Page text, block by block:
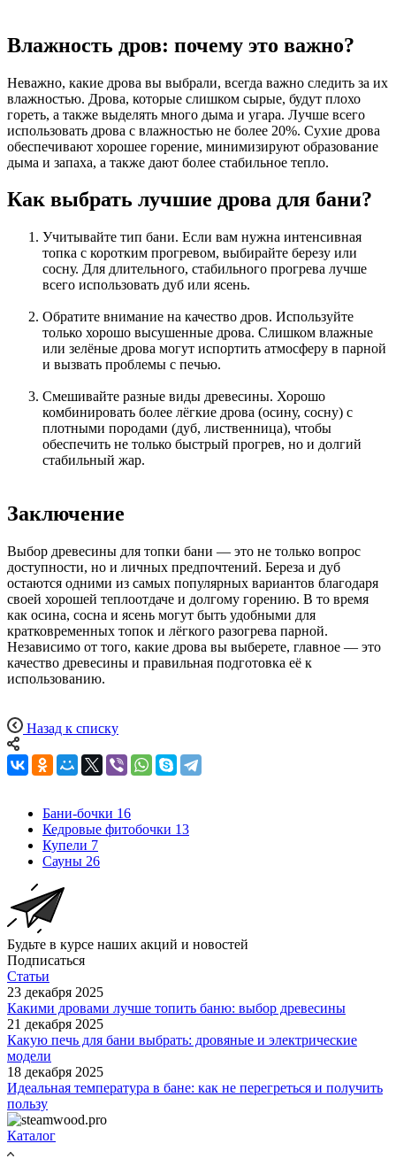
Влажность дров: почему это важно?
Неважно, какие дрова вы выбрали, всегда важно следить за их
влажностью. Дрова, которые слишком сырые, будут плохо
гореть, а также выделять много дыма и угара. Лучше всего
использовать дрова с влажностью не более 20%. Сухие дрова
обеспечивают хорошее горение, минимизируют образование
дыма и запаха, а также дают более стабильное тепло.
Как выбрать лучшие дрова для бани?
Учитывайте тип бани. Если вам нужна интенсивная
топка с коротким прогревом, выбирайте березу или
сосну. Для длительного, стабильного прогрева лучше
всего использовать дуб или ясень.
Обратите внимание на качество дров. Используйте
только хорошо высушенные дрова. Слишком влажные
или зелёные дрова могут испортить атмосферу в парной
и вызвать проблемы с печью.
Смешивайте разные виды древесины. Хорошо
комбинировать более лёгкие дрова (осину, сосну) с
плотными породами (дуб, лиственница), чтобы
обеспечить не только быстрый прогрев, но и долгий
стабильный жар.
Заключение
Выбор древесины для топки бани — это не только вопрос
доступности, но и личных предпочтений. Береза и дуб
остаются одними из самых популярных вариантов благодаря
своей хорошей теплоотдаче и долгому горению. В то время
как осина, сосна и ясень могут быть удобными для
кратковременных топок и лёгкого разогрева парной.
Независимо от того, какие дрова вы выберете, главное — это
качество древесины и правильная подготовка её к
использованию.
Назад к списку
Бани-бочки 16
Кедровые фитобочки 13
Купели 7
Сауны 26
Будьте в курсе наших акций и новостей
Подписаться
Статьи
23 декабря 2025
Какими дровами лучше топить баню: выбор древесины
21 декабря 2025
Какую печь для бани выбрать: дровяные и электрические
модели
18 декабря 2025
Идеальная температура в бане: как не перегреться и получить
пользу
Каталог